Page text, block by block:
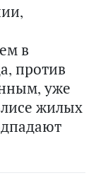
в
против
уже
жилых